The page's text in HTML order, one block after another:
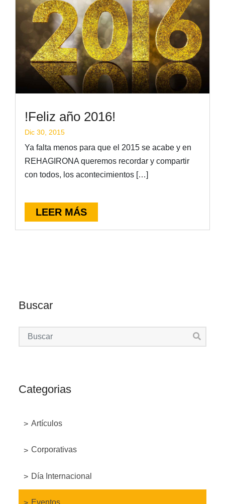
!Feliz año 2016!
Dic 30, 2015
Ya falta menos para que el 2015 se acabe y en
REHAGIRONA queremos recordar y compartir
con todos, los acontecimientos […]
LEER MÁS
Buscar
Categorias
Artículos
Corporativas
Día Internacional
Eventos